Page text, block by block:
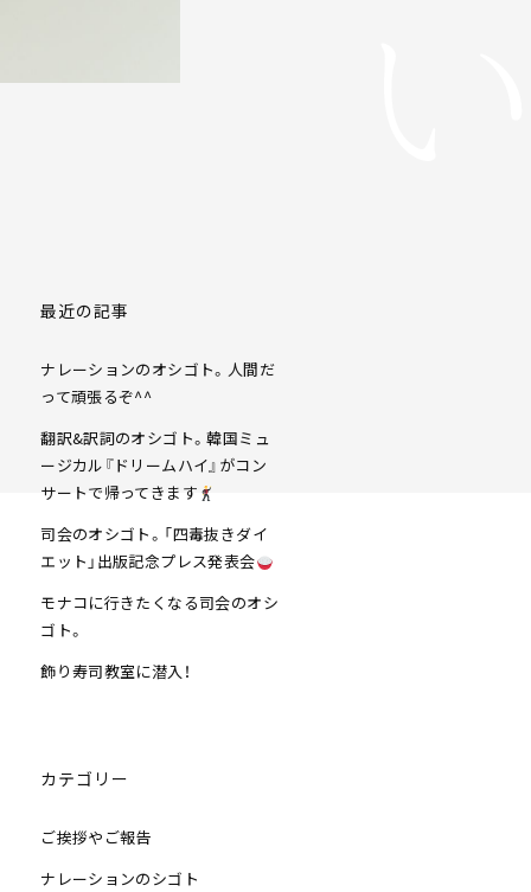
最近の記事
ナレーションのオシゴト。人間だ
って頑張るぞ^^
翻訳&訳詞のオシゴト。韓国ミュ
ージカル『ドリームハイ』がコン
サートで帰ってきます
司会のオシゴト。「四毒抜きダイ
エット」出版記念プレス発表会
モナコに行きたくなる司会のオシ
ゴト。
飾り寿司教室に潜入！
カテゴリー
ご挨拶やご報告
ナレーションのシゴト